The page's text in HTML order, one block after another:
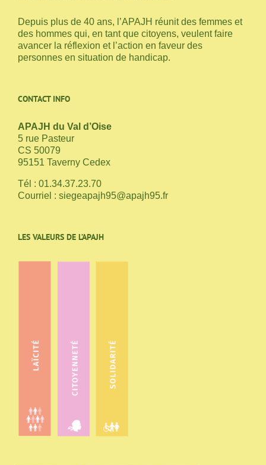
Depuis plus de 40 ans, l’APAJH réunit des femmes et
des hommes qui, en tant que citoyens, veulent faire
avancer la réflexion et l’action en faveur des
personnes en situation de handicap.
CONTACT INFO
APAJH du Val d’Oise
5 rue Pasteur
CS 50079
95151 Taverny Cedex
Tél : 01.34.37.23.70
Courriel : siegeapajh95@apajh95.fr
LES VALEURS DE L’APAJH